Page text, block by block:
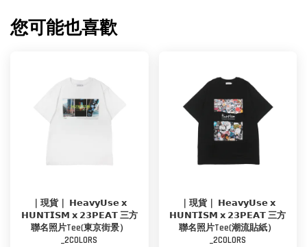
您可能也喜歡
｜現貨｜ 𝗛𝗲𝗮𝘃𝘆𝗨𝘀𝗲 𝘅
𝗛𝗨𝗡𝗧𝗜𝗦𝗠 𝘅 𝟮𝟯𝗣𝗘𝗔𝗧 三方
聯名照片Tee(東京街景）
_2COLORS
｜現貨｜ 𝗛𝗲𝗮𝘃𝘆𝗨𝘀𝗲 𝘅
𝗛𝗨𝗡𝗧𝗜𝗦𝗠 𝘅 𝟮𝟯𝗣𝗘𝗔𝗧 三方
聯名照片Tee(潮流貼紙）
_2COLORS